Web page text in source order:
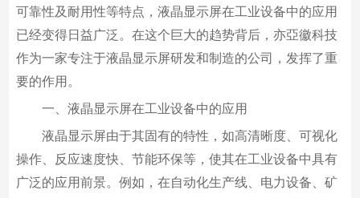
可靠性及耐用性等特点，液晶显示屏在工业设备中的应用
已经变得日益广泛。在这个巨大的趋势背后，亦亞徽科技
作为一家专注于液晶显示屏研发和制造的公司，发挥了重
要的作用。
一、液晶显示屏在工业设备中的应用
液晶显示屏由于其固有的特性，如高清晰度、可视化
操作、反应速度快、节能环保等，使其在工业设备中具有
广泛的应用前景。例如，在自动化生产线、电力设备、矿